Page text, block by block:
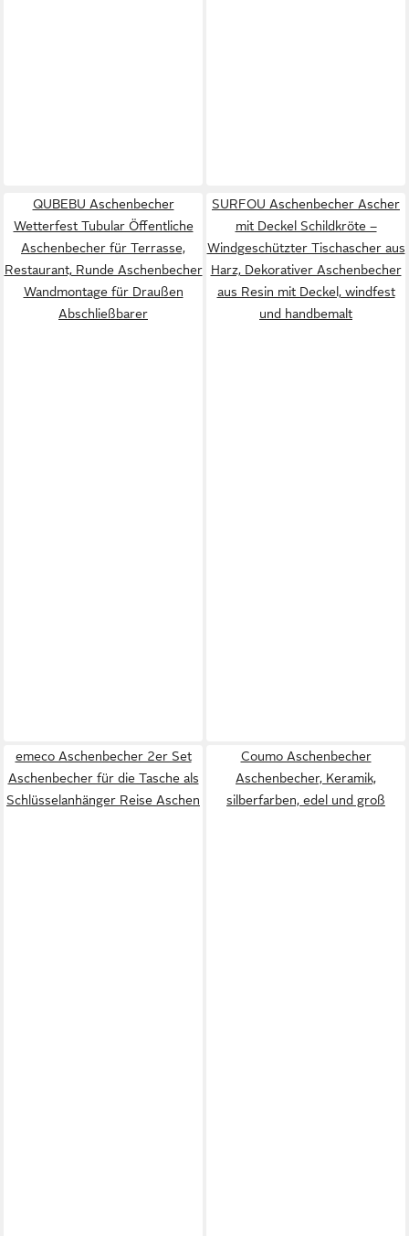
QUBEBU Aschenbecher
Wetterfest Tubular Öffentliche
Aschenbecher für Terrasse,
Restaurant, Runde Aschenbecher
Wandmontage für Draußen
Abschließbarer
SURFOU Aschenbecher Ascher
mit Deckel Schildkröte –
Windgeschützter Tischascher aus
Harz, Dekorativer Aschenbecher
aus Resin mit Deckel, windfest
und handbemalt
emeco Aschenbecher 2er Set
Aschenbecher für die Tasche als
Schlüsselanhänger Reise Aschen
Coumo Aschenbecher
Aschenbecher, Keramik,
silberfarben, edel und groß